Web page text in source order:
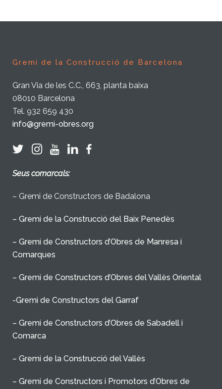
Gremi de la Construcció de Barcelona
Gran Via de les C.C., 663, planta baixa
08010 Barcelona
Tel. 932 659 430
info@gremi-obres.org
Seus comarcals:
– Gremi de Constructors de Badalona
– Gremi de la Construcció del Baix Penedès
– Gremi de Constructors d’Obres de Manresa i
Comarques
– Gremi de Constructors d’Obres del Vallès Oriental
-Gremi de Constructors del Garraf
– Gremi de Constructors d’Obres de Sabadell i
Comarca
– Gremi de la Construcció del Vallès
– Gremi de Constructors i Promotors d’Obres de